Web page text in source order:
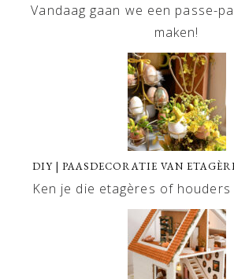
Vandaag gaan we een passe-
maken!
DIY | PAASDECORATIE VAN
Ken je die etagères of